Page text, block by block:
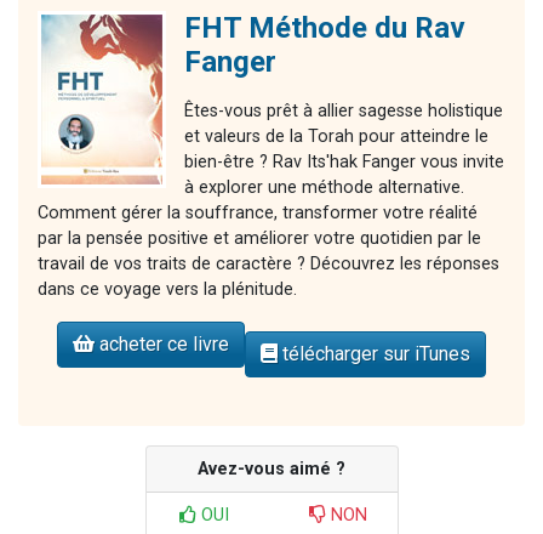
FHT Méthode du Rav
Fanger
Êtes-vous prêt à allier sagesse holistique
et valeurs de la Torah pour atteindre le
bien-être ? Rav Its'hak Fanger vous invite
à explorer une méthode alternative.
Comment gérer la souffrance, transformer votre réalité
par la pensée positive et améliorer votre quotidien par le
travail de vos traits de caractère ? Découvrez les réponses
dans ce voyage vers la plénitude.
acheter ce livre télécharger sur iTunes
Avez-vous aimé ?
OUI NON